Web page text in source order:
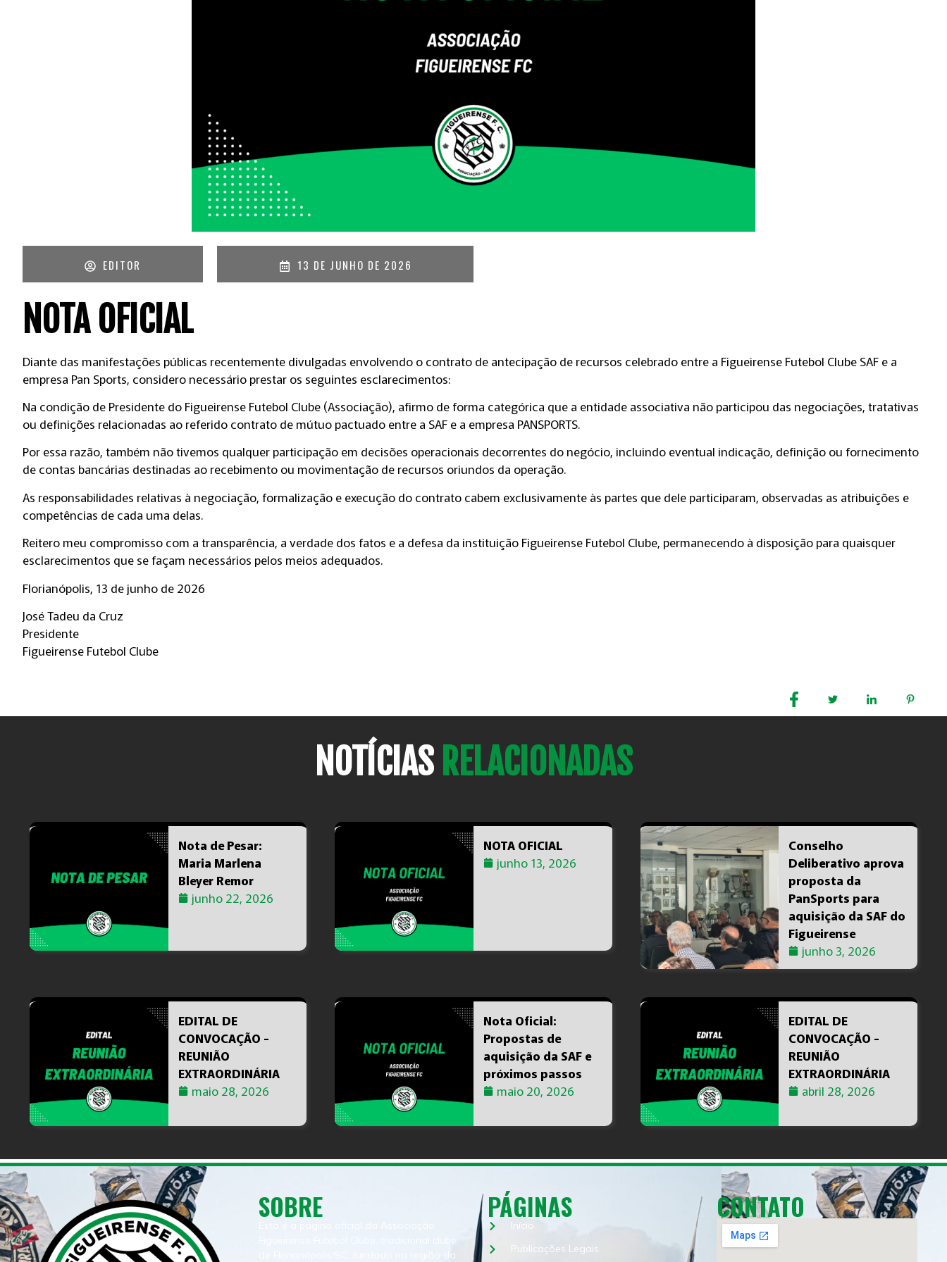
EDITOR 13 DE JUNHO DE 2026
NOTA OFICIAL
Diante das manifestações públicas recentemente divulgadas envolvendo o contrato de antecipação de recursos celebrado entre a Figueirense Futebol Clube SAF e a
empresa Pan Sports, considero necessário prestar os seguintes esclarecimentos:
Na condição de Presidente do Figueirense Futebol Clube (Associação), afirmo de forma categórica que a entidade associativa não participou das negociações, tratativas
ou definições relacionadas ao referido contrato de mútuo pactuado entre a SAF e a empresa PANSPORTS.
Por essa razão, também não tivemos qualquer participação em decisões operacionais decorrentes do negócio, incluindo eventual indicação, definição ou fornecimento
de contas bancárias destinadas ao recebimento ou movimentação de recursos oriundos da operação.
As responsabilidades relativas à negociação, formalização e execução do contrato cabem exclusivamente às partes que dele participaram, observadas as atribuições e
competências de cada uma delas.
Reitero meu compromisso com a transparência, a verdade dos fatos e a defesa da instituição Figueirense Futebol Clube, permanecendo à disposição para quaisquer
esclarecimentos que se façam necessários pelos meios adequados.
Florianópolis, 13 de junho de 2026
José Tadeu da Cruz
Presidente
Figueirense Futebol Clube
NOTÍCIAS RELACIONADAS
Nota de Pesar:
Maria Marlena
Bleyer Remor
junho 22, 2026
NOTA OFICIAL
junho 13, 2026
Conselho
Deliberativo aprova
proposta da
PanSports para
aquisição da SAF do
Figueirense
junho 3, 2026
EDITAL DE
CONVOCAÇÃO -
REUNIÃO
EXTRAORDINÁRIA
maio 28, 2026
Nota Oficial:
Propostas de
aquisição da SAF e
próximos passos
maio 20, 2026
EDITAL DE
CONVOCAÇÃO -
REUNIÃO
EXTRAORDINÁRIA
abril 28, 2026
SOBRE
Figueirense Futebol Clube, tradicional clube
de Florianópolis/SC, fundado na região da
PÁGINAS
Início
Publicações Legais
CONTATO